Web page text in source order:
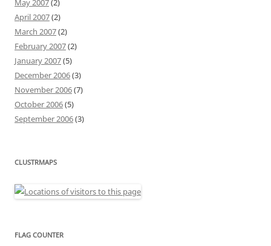
May 2007(2)
April 2007(2)
March 2007(2)
February 2007(2)
January 2007(5)
December 2006(3)
November 2006(7)
October 2006(5)
September 2006(3)
CLUSTRMAPS
FLAG COUNTER